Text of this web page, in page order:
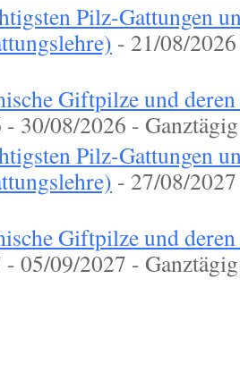
Pilz-Gattungen
- 21/08/
Giftpilze und
30/08/2026 - Ganztägig
Pilz-Gattungen
- 27/08/
Giftpilze und
05/09/2027 - Ganztägig